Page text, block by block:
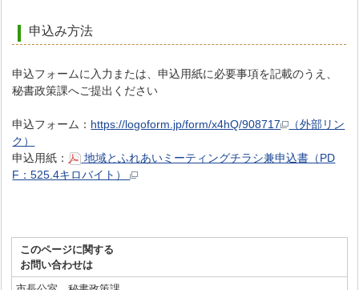
申込み方法
申込フォームに入力または、申込用紙に必要事項を記載のうえ、
秘書政策課へご提出ください
申込フォーム： https://logoform.jp/form/x4hQ/908717
（外部リン
ク）
申込用紙：
地域とふれあいミーティングチラシ兼申込書（PD
F：525.4キロバイト）
このページに関する
お問い合わせは